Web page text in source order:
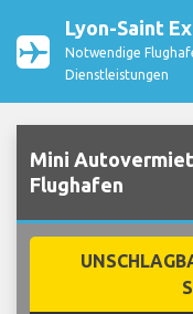
Lyon-Saint
Notwendige
Dienstleistungen
Mini
Flughafen